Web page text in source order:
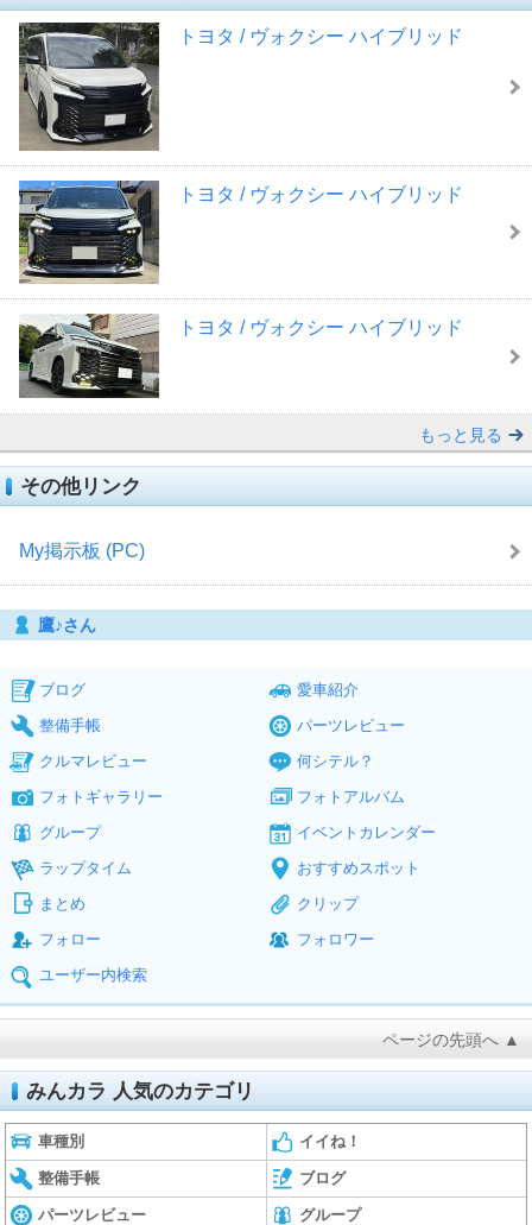
トヨタ / ヴォクシー ハイブリッド
トヨタ / ヴォクシー ハイブリッド
トヨタ / ヴォクシー ハイブリッド
もっと見る
その他リンク
My掲示板 (PC)
鷹♪さん
ブログ
愛車紹介
整備手帳
パーツレビュー
クルマレビュー
何シテル？
フォトギャラリー
フォトアルバム
グループ
イベントカレンダー
ラップタイム
おすすめスポット
まとめ
クリップ
フォロー
フォロワー
ユーザー内検索
ページの先頭へ ▲
みんカラ 人気のカテゴリ
車種別 イイね！
整備手帳 ブログ
パーツレビュー グループ